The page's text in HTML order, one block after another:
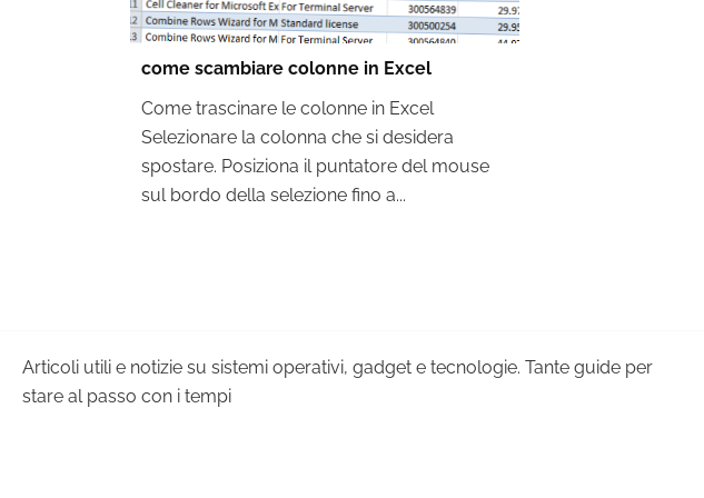
come scambiare colonne in Excel
Come trascinare le colonne in Excel
Selezionare la colonna che si desidera
spostare. Posiziona il puntatore del mouse
sul bordo della selezione fino a...
Articoli utili e notizie su sistemi operativi, gadget e tecnologie. Tante guide per
stare al passo con i tempi